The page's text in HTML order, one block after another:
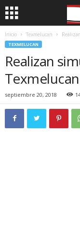
Inicio Texmelucan
TEXMELUCAN
Realizan
Texmelucan
septiembre 20, 2018